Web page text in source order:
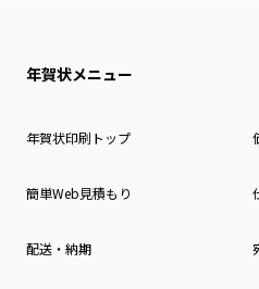
年賀状メニュー
年賀状印刷トップ
簡単Web見積もり
配送・納期